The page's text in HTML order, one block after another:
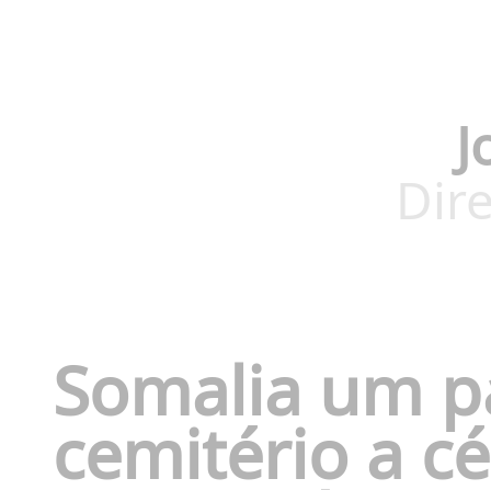
Somalia um
cemitério a